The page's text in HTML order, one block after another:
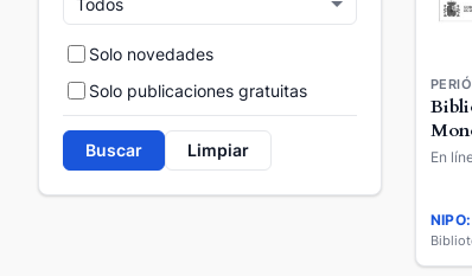
Solo novedades
Solo publicaciones gratuitas
Buscar Limpiar En